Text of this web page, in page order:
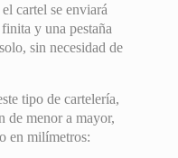
cartel se enviará
y una pestaña
sin necesidad de
tipo de cartelería,
de menor a mayor,
en milímetros: